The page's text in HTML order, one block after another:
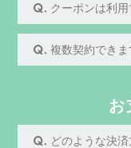
クーポンは利用
複数契約できま
お
どのような決